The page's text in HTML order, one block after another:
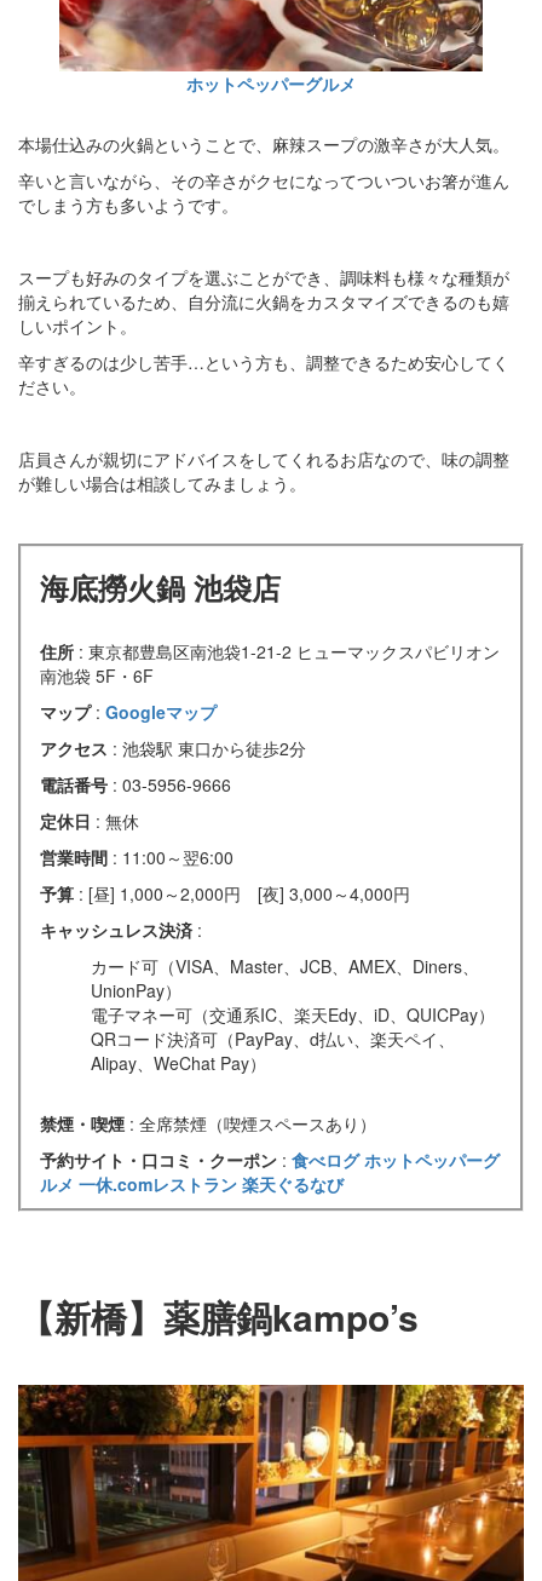
ホットペッパーグルメ
本場仕込みの火鍋ということで、麻辣スープの激辛さが大人気。
辛いと言いながら、その辛さがクセになってついついお箸が進ん
でしまう方も多いようです。
スープも好みのタイプを選ぶことができ、調味料も様々な種類が
揃えられているため、自分流に火鍋をカスタマイズできるのも嬉
しいポイント。
辛すぎるのは少し苦手…という方も、調整できるため安心してく
ださい。
店員さんが親切にアドバイスをしてくれるお店なので、味の調整
が難しい場合は相談してみましょう。
海底撈火鍋 池袋店
住所 : 東京都豊島区南池袋1-21-2 ヒューマックスパビリオン
南池袋 5F・6F
マップ : Googleマップ
アクセス : 池袋駅 東口から徒歩2分
電話番号 : 03-5956-9666
定休日 : 無休
営業時間 : 11:00～翌6:00
予算 : [昼] 1,000～2,000円 [夜] 3,000～4,000円
キャッシュレス決済 :
カード可（VISA、Master、JCB、AMEX、Diners、
UnionPay）
電子マネー可（交通系IC、楽天Edy、iD、QUICPay）
QRコード決済可（PayPay、d払い、楽天ペイ、
Alipay、WeChat Pay）
禁煙・喫煙 : 全席禁煙（喫煙スペースあり）
予約サイト・口コミ・クーポン : 食べログホットペッパーグ
ルメ 一休.comレストラン 楽天ぐるなび
【新橋】薬膳鍋kampo’s